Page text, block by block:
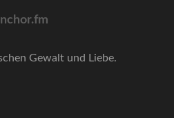
Gewalt und Liebe.